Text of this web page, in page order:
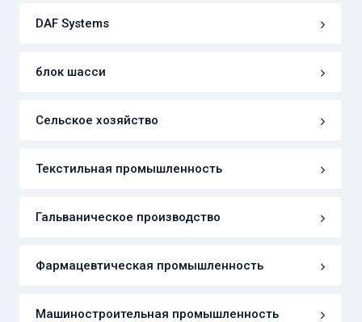
DAF Systems
блок шасси
Сельское хозяйство
Текстильная промышленность
Гальваническое производство
Фармацевтическая промышленность
Машиностроительная промышленность